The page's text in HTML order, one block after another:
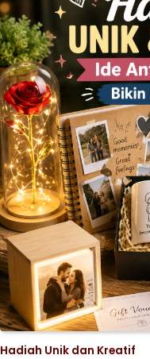
Hadiah Unik dan Kreatif